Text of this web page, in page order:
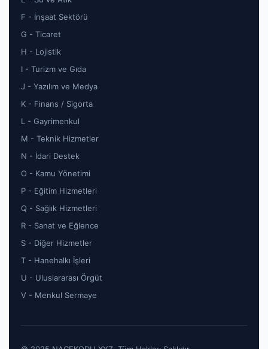
F - İnşaat Sektörü
G - Ticaret
H - Lojistik
I - Turizm ve Gıda
J - Yazılım ve Medya
K - Finans / Sigorta
L - Gayrimenkul
M - Teknik Hizmetler
N - İdari Destek
O - Kamu Yönetimi
P - Eğitim Hizmetleri
Q - Sağlık Hizmetleri
R - Sanat ve Eğlence
S - Diğer Hizmetler
T - Hanehalkı İşleri
U - Uluslararası Örgüt
V - Menkul Sermaye